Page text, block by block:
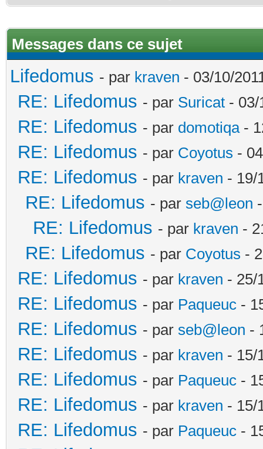
Messages dans ce sujet
Lifedomus - par kraven - 03/10/
RE: Lifedomus - par Suricat - 03/
RE: Lifedomus - par domotiqa-
RE: Lifedomus - par Coyotus -
RE: Lifedomus - par kraven - 19/
RE: Lifedomus - par seb@leon
RE: Lifedomus - par kraven -
RE: Lifedomus - par Coyotus -
RE: Lifedomus - par kraven - 25/
RE: Lifedomus - par Paqueuc -
RE: Lifedomus - par seb@leon -
RE: Lifedomus - par kraven - 15/
RE: Lifedomus - par Paqueuc -
RE: Lifedomus - par kraven - 15/
RE: Lifedomus - par Paqueuc -